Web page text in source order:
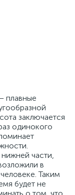
плавные
заключается
одинокого
части,
в
Таким
будет не